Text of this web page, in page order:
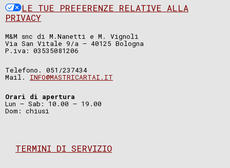
LE TUE PREFERENZE RELATIVE ALLA
PRIVACY
M&M snc di M.Nanetti e M. Vignoli
Via San Vitale 9/a – 40125 Bologna
P.iva: 03535081206
Telefono. 051/237434
Mail. INFO@MASTRICARTAI.IT
Orari di apertura
Lun – Sab: 10.00 – 19.00
Dom: chiusi
TERMINI DI SERVIZIO